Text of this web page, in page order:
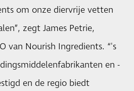
om onze diervrije vetten
zegt James Petrie,
van Nourish Ingredients. “'s
en -
en de regio biedt